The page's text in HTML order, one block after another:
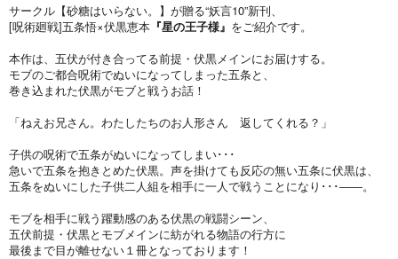
サークル【砂糖はいらない。】が贈る“妖言10”新刊、
[呪術廻戦]五条悟×伏黒恵本 『星の王子様』 をご紹介です。
本作は、五伏が付き合ってる前提・伏黒メインにお届けする。
モブのご都合呪術でぬいになってしまった五条と、
巻き込まれた伏黒がモブと戦うお話！
「ねえお兄さん。わたしたちのお人形さん 返してくれる？」
子供の呪術で五条がぬいになってしまい･･･
急いで五条を抱きとめた伏黒。声を掛けても反応の無い五条に伏黒は、
五条をぬいにした子供二人組を相手に一人で戦うことになり･･･――。
モブを相手に戦う躍動感のある伏黒の戦闘シーン、
五伏前提・伏黒とモブメインに紡がれる物語の行方に
最後まで目が離せない１冊となっております！